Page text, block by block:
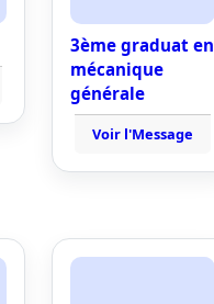
3ème graduat en
mécanique
générale
Voir l'Message